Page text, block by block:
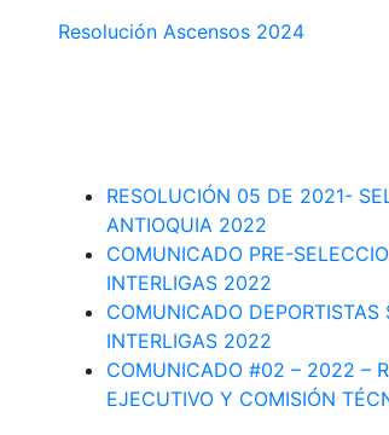
Resolución Ascensos 2024
RESOLUCIÓN 05 DE 2021-
ANTIOQUIA 2022
COMUNICADO PRE-
INTERLIGAS 2022
COMUNICADO DEPORTISTAS
INTERLIGAS 2022
COMUNICADO #02 – 2022 –
EJECUTIVO Y COMISIÓN